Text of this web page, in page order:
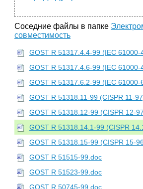
Соседние файлы в папке
совместимость
GOST R 51317.4.4-99 (IEC 61000-
GOST R 51317.4.6-99 (IEC 61000-
GOST R 51317.6.2-99 (IEC 61000-
GOST R 51318.11-99 (CISPR 11-
GOST R 51318.12-99 (CISPR 12-
GOST R 51318.14.1-99 (CISPR
GOST R 51318.15-99 (CISPR 15-
GOST R 51515-99.doc
GOST R 51523-99.doc
GOST R 50745-99.doc